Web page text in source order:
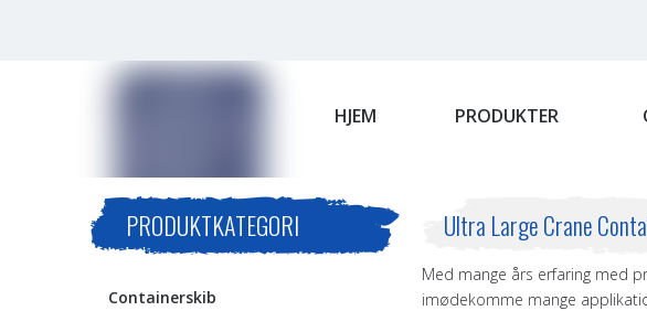
HJEM PRODUKTER
PRODUKTKATEGORI
Containerskib
Ultra Large Crane
Med mange års erfaring med
imødekomme mange